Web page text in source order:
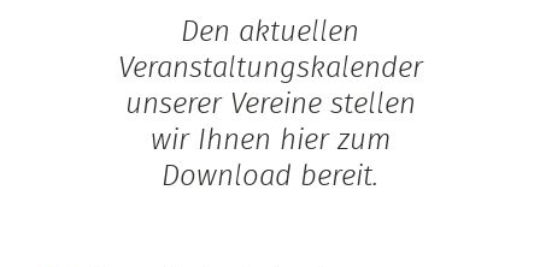
Den aktuellen
Veranstaltungskalender
unserer Vereine stellen
wir Ihnen hier zum
Download bereit.